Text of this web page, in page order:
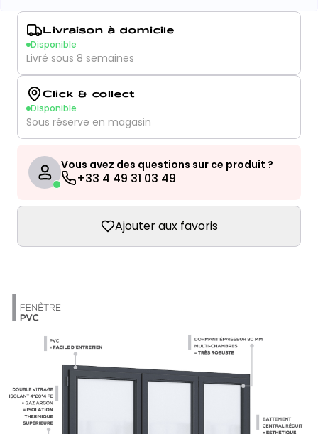
Livraison à domicile
Disponible
Livré sous 8 semaines
Click & collect
Disponible
Sous réserve en magasin
Vous avez des questions sur ce produit ?
+33 4 49 31 03 49
Ajouter aux favoris